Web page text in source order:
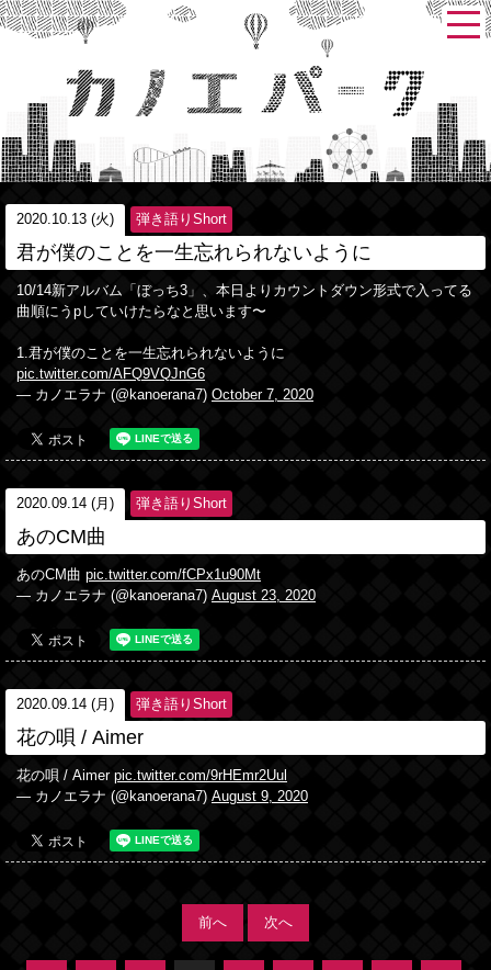
2020.10.13 (火) 弾き語りShort
君が僕のことを一生忘れられないように
10/14新アルバム「ぼっち3」、本日よりカウントダウン形式で入ってる
曲順にうpしていけたらなと思います〜
1.君が僕のことを一生忘れられないように
pic.twitter.com/AFQ9VQJnG6
— カノエラナ (@kanoerana7) October 7, 2020
2020.09.14 (月) 弾き語りShort
あのCM曲
あのCM曲 pic.twitter.com/fCPx1u90Mt
— カノエラナ (@kanoerana7) August 23, 2020
2020.09.14 (月) 弾き語りShort
花の唄 / Aimer
花の唄 / Aimer pic.twitter.com/9rHEmr2Uul
— カノエラナ (@kanoerana7) August 9, 2020
前へ 次へ